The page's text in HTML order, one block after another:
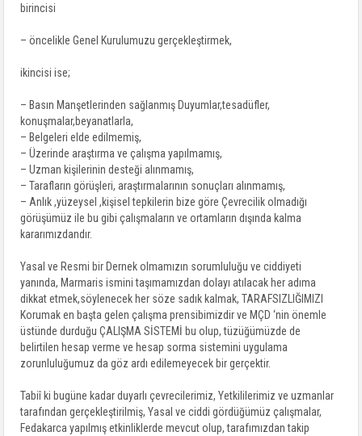
birincisi
– öncelikle Genel Kurulumuzu gerçekleştirmek,
ikincisi ise;
– Basın Manşetlerinden sağlanmış Duyumlar,tesadüfler,
konuşmalar,beyanatlarla,
– Belgeleri elde edilmemiş,
– Üzerinde araştırma ve çalışma yapılmamış,
– Uzman kişilerinin desteği alınmamış,
– Tarafların görüşleri, araştırmalarının sonuçları alınmamış,
– Anlık ,yüzeysel ,kişisel tepkilerin bize göre Çevrecilik olmadığı
görüşümüz ile bu gibi çalışmaların ve ortamların dışında kalma
kararımızdandır.
Yasal ve Resmi bir Dernek olmamızın sorumluluğu ve ciddiyeti
yanında, Marmaris ismini taşımamızdan dolayı atılacak her adıma
dikkat etmek,söylenecek her söze sadık kalmak, TARAFSIZLIĞIMIZI
Korumak en başta gelen çalışma prensibimizdir ve MÇD ‘nin önemle
üstünde durduğu ÇALIŞMA SİSTEMİ bu olup, tüzüğümüzde de
belirtilen hesap verme ve hesap sorma sistemini uygulama
zorunluluğumuz da göz ardı edilemeyecek bir gerçektir.
Tabiî ki bugüne kadar duyarlı çevrecilerimiz, Yetkililerimiz ve uzmanlar
tarafından gerçekleştirilmiş, Yasal ve ciddi gördüğümüz çalışmalar,
Fedakarca yapılmış etkinliklerde mevcut olup, tarafımızdan takip